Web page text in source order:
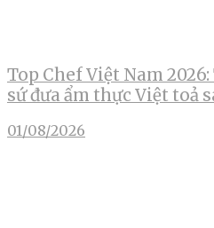
Top Chef Việt Nam
sứ đưa ẩm thực Việt toả
01/08/2026